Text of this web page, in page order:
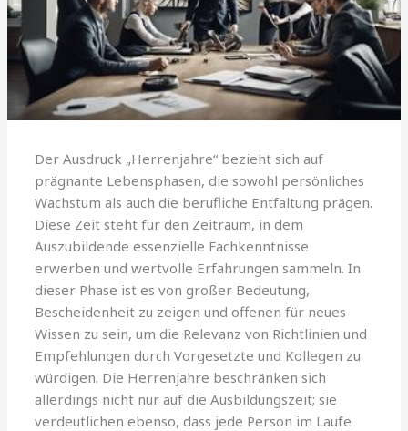
Der Ausdruck „Herrenjahre“ bezieht sich auf
prägnante Lebensphasen, die sowohl persönliches
Wachstum als auch die berufliche Entfaltung prägen.
Diese Zeit steht für den Zeitraum, in dem
Auszubildende essenzielle Fachkenntnisse
erwerben und wertvolle Erfahrungen sammeln. In
dieser Phase ist es von großer Bedeutung,
Bescheidenheit zu zeigen und offenen für neues
Wissen zu sein, um die Relevanz von Richtlinien und
Empfehlungen durch Vorgesetzte und Kollegen zu
würdigen. Die Herrenjahre beschränken sich
allerdings nicht nur auf die Ausbildungszeit; sie
verdeutlichen ebenso, dass jede Person im Laufe